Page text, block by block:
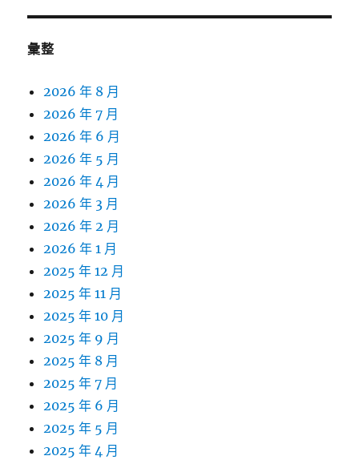
彙整
2026 年 8 月
2026 年 7 月
2026 年 6 月
2026 年 5 月
2026 年 4 月
2026 年 3 月
2026 年 2 月
2026 年 1 月
2025 年 12 月
2025 年 11 月
2025 年 10 月
2025 年 9 月
2025 年 8 月
2025 年 7 月
2025 年 6 月
2025 年 5 月
2025 年 4 月